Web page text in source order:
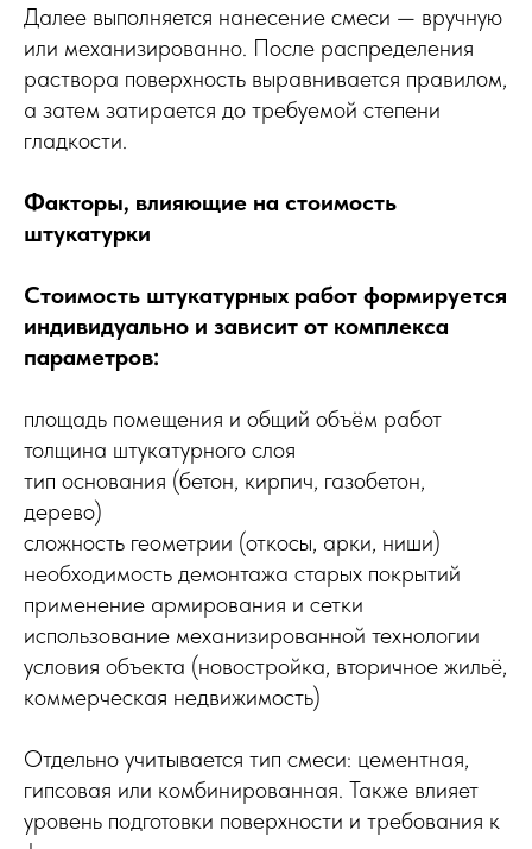
Далее выполняется нанесение смеси — вручную
или механизированно. После распределения
раствора поверхность выравнивается правилом,
а затем затирается до требуемой степени
гладкости.
Факторы, влияющие на стоимость
штукатурки
Стоимость штукатурных работ формируется
индивидуально и зависит от комплекса
параметров:
площадь помещения и общий объём работ
толщина штукатурного слоя
тип основания (бетон, кирпич, газобетон,
дерево)
сложность геометрии (откосы, арки, ниши)
необходимость демонтажа старых покрытий
применение армирования и сетки
использование механизированной технологии
условия объекта (новостройка, вторичное жильё,
коммерческая недвижимость)
Отдельно учитывается тип смеси: цементная,
гипсовая или комбинированная. Также влияет
уровень подготовки поверхности и требования к